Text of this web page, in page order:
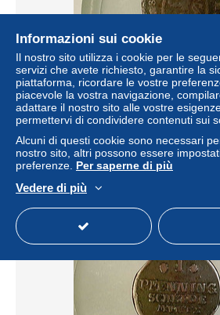
Münze, 1 Pfennig, Jahr nicht
Darmstadt
± 13,29
Stato
Informazioni sui cookie
Il nostro sito utilizza i cookie per le
servizi che avete richiesto, garantire la
piattaforma, ricordare le vostre
piacevole la vostra navigazione,
adattare il nostro sito alle vostre
permettervi di condividere contenuti sui
Alcuni di questi cookie sono necessari
nostro sito, altri possono essere
preferenze. Per saperne di più
Vedere di più